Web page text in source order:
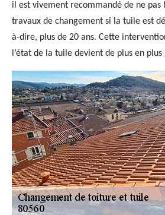
il est vivement recommandé de ne pas
travaux de changement si la tuile est
à-dire, plus de 20 ans. Cette
l’état de la tuile devient de plus en plus